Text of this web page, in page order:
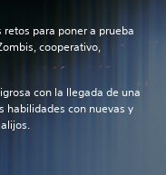
para poner a prueba
cooperativo,
con la llegada de una
habilidades con nuevas y